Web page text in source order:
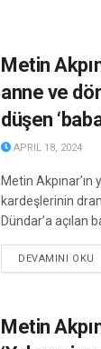
Metin
anne ve
düşen
APRIL 18, 2024
Metin Akpınar’ın
kardeşlerinin
Dündar’a açılan
DEVAMINI OKU
Metin